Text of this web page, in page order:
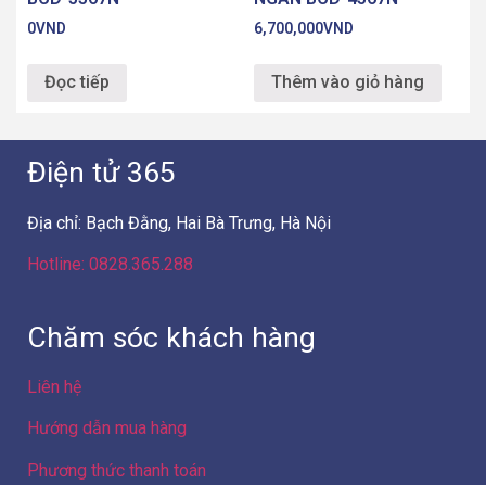
0VND
Đọc tiếp
6,700,000VND
Thêm vào giỏ hàng
Điện tử 365
Địa chỉ: Bạch Đằng, Hai Bà Trưng, Hà Nội
Hotline: 0828.365.288
Chăm sóc khách hàng
Liên hệ
Hướng dẫn mua hàng
Phương thức thanh toán